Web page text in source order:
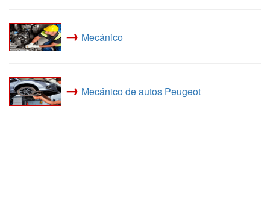
→ Mecánico
→ Mecánico de autos Peugeot